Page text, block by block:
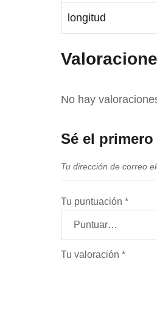
longitud
No hay
Sé el primero
Tu dirección de correo
Tu puntuación *
Tu valoración *